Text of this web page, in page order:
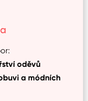
oděvů
a módních